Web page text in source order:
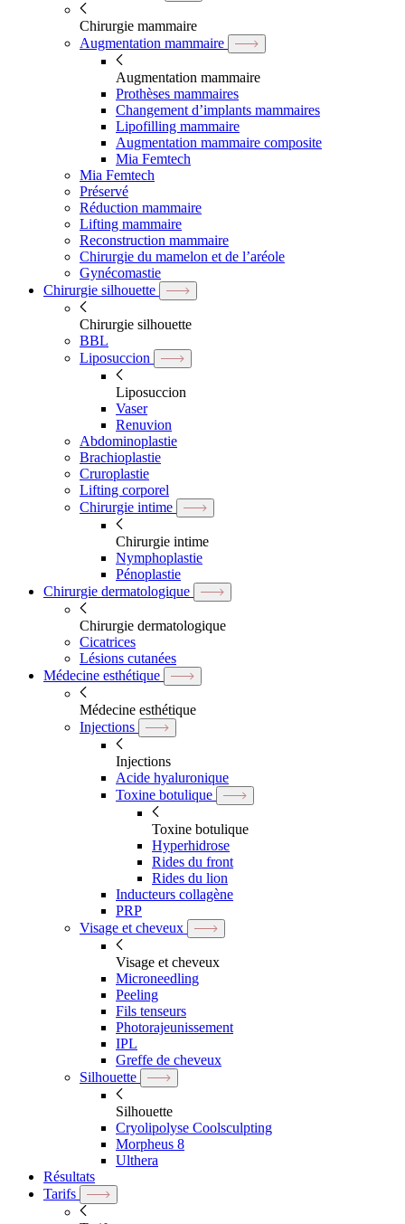
Chirurgie mammaire
Augmentation mammaire
Augmentation mammaire
Prothèses mammaires
Changement d’implants mammaires
Lipofilling mammaire
Augmentation mammaire composite
Mia Femtech
Mia Femtech
Préservé
Réduction mammaire
Lifting mammaire
Reconstruction mammaire
Chirurgie du mamelon et de l’aréole
Gynécomastie
Chirurgie silhouette
Chirurgie silhouette
BBL
Liposuccion
Liposuccion
Vaser
Renuvion
Abdominoplastie
Brachioplastie
Cruroplastie
Lifting corporel
Chirurgie intime
Chirurgie intime
Nymphoplastie
Pénoplastie
Chirurgie dermatologique
Chirurgie dermatologique
Cicatrices
Lésions cutanées
Médecine esthétique
Médecine esthétique
Injections
Injections
Acide hyaluronique
Toxine botulique
Toxine botulique
Hyperhidrose
Rides du front
Rides du lion
Inducteurs collagène
PRP
Visage et cheveux
Visage et cheveux
Microneedling
Peeling
Fils tenseurs
Photorajeunissement
IPL
Greffe de cheveux
Silhouette
Silhouette
Cryolipolyse Coolsculpting
Morpheus 8
Ulthera
Résultats
Tarifs